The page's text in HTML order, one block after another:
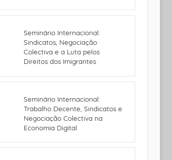
Seminário Internacional:
Sindicatos, Negociação
Colectiva e a Luta pelos
Direitos dos Imigrantes
Seminário Internacional:
Trabalho Decente, Sindicatos e
Negociação Colectiva na
Economia Digital